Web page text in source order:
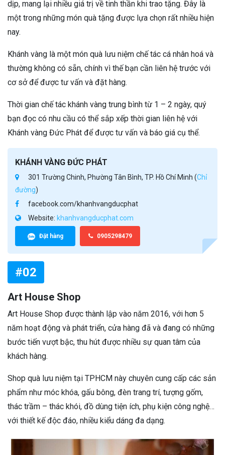
dịp, mang lại nhiều giá trị về tinh thần khi trao tặng. Đây là
một trong những món quà tặng được lựa chọn rất nhiều hiện
nay.
Khánh vàng là một món quà lưu niệm chế tác cá nhân hoá và
thường không có sẵn, chính vì thế bạn cần liên hệ trước với
cơ sở để được tư vấn và đặt hàng.
Thời gian chế tác khánh vàng trung bình từ 1 – 2 ngày, quý
bạn đọc có nhu cầu có thể sắp xếp thời gian liên hệ với
Khánh vàng Đức Phát để được tư vấn và báo giá cụ thể.
KHÁNH VÀNG ĐỨC PHÁT
301 Trường Chinh, Phường Tân Bình, TP. Hồ Chí Minh (Chỉ
đường)
facebook.com/khanhvangducphat
Website: khanhvangducphat.com
Đặt hàng 0905298479
#02
Art House Shop
Art House Shop được thành lập vào năm 2016, với hơn 5
năm hoạt động và phát triển, cửa hàng đã và đang có những
bước tiến vượt bậc, thu hút được nhiều sự quan tâm của
khách hàng.
Shop quà lưu niệm tại TPHCM này chuyên cung cấp các sản
phẩm như móc khóa, gấu bông, đèn trang trí, tượng gốm,
thác trầm – thác khói, đồ dùng tiện ích, phụ kiện công nghệ…
với thiết kế độc đáo, nhiều kiểu dáng đa dạng.